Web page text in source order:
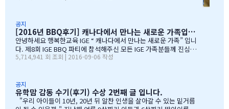
rean 어머님들은 준비성은 최고 인걸 다시 느끼게된 하루엿습니
다. 유학맘이야기에 댓글이 27 이였지만, 참석해주시는 학부모
님들은 50분이 넘으셔서, 처음 오픈닝때 당황스러웠지만요~~ 바
쁘신 와중에 참석해주신 [TD은행,오경호부동산,웨스트캐나다종
합보험,캐나다쉬핑(코쉽해운),한인모터스]VERY 감사드리며, 언제
데 불편한거 없이 꼼꼼히 준비하시기 바라며, 내일이면 아마도 무
한의 카톡 및 연락이 오지않을까 생각이 …
공지
[2016년 BBQ후기] 캐나다에서 만나는 새로운 가족입니다
안녕하세요 행복한교육 IGE “ 캐나다에서 만나는 새로운 가족” 입니
다. 제8회 IGE BBQ 파티에 참석해주신 모든 IGE 가족분들께 진심으
로 감사드립니다. 오전에 비가 와서 걱정 또 걱정을 하였지만, 어느
전부터 차근 차근 준비하엿습니다. 많은 IGE 가족분들께서 참석해주
셧으며,(총114가족) 노스밴쿠버,랭리교육청 교육감님들께서도 참석
해주셧습니다. 11시30분부터 오픈닝을 시작하엿고, 12시부터 BBQ
5,714,941 회 조회 | 2016-09-06 작성
공지
유학맘 감동 수기(후기) 수상 2번째 글 입니다.
"우리 아이들이 10년, 20년 뒤 알찬 인생을 살아갈 수 있는 밑거름